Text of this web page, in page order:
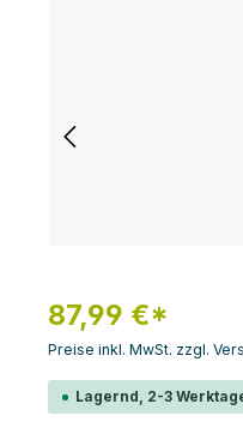
87,99 €*
Preise inkl. MwSt. zzgl.
Lagernd, 2-3